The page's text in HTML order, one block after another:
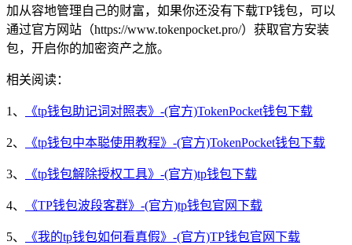
加从容地管理自己的财富，如果你还没有下载TP钱包，可以
通过官方网站（https://www.tokenpocket.pro/）获取官方安装
包，开启你的加密资产之旅。
相关阅读：
1、 《tp钱包助记词对照表》-(官方)TokenPocket钱包下载
2、 《tp钱包中本聪使用教程》-(官方)TokenPocket钱包下载
3、 《tp钱包解除授权工具》-(官方)tp钱包下载
4、 《TP钱包波段客群》-(官方)tp钱包官网下载
5、 《我的tp钱包如何看真假》-(官方)TP钱包官网下载